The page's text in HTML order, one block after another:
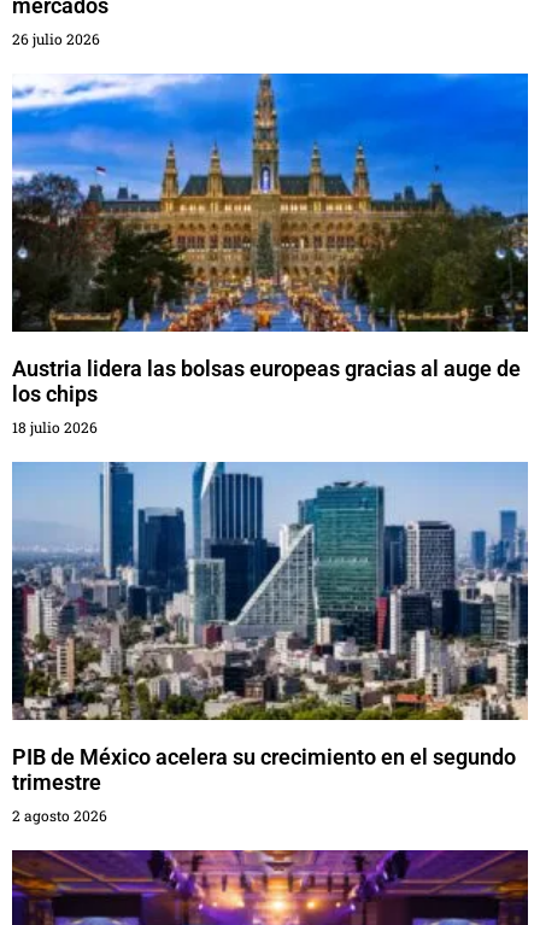
26 julio 2026
Austria lidera las bolsas europeas gracias al auge de
los chips
18 julio 2026
PIB de México acelera su crecimiento en el segundo
trimestre
2 agosto 2026